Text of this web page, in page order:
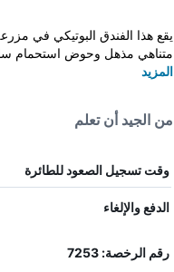
متناهي مذهل وحوض استحمام
المزيد
من الجيد أن تعلم
وقت تسجيل الصعود للطائرة
الدفع والإلغاء
رقم الرخصة: 7253